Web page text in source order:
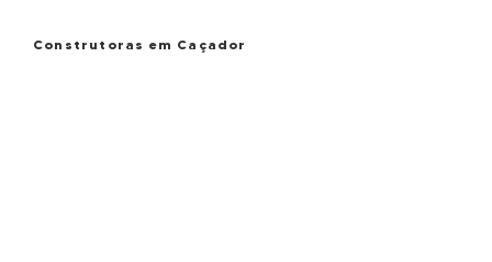
Construtoras em Caçador